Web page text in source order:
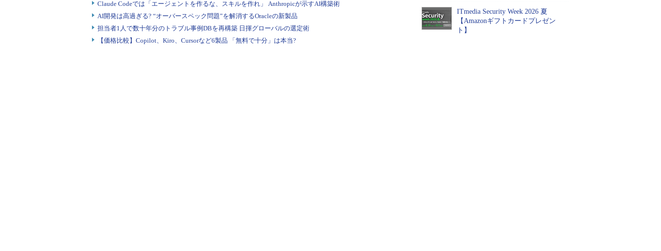
ITmedia Security Week 2026 夏
【Amazonギフトカードプレゼン
ト】